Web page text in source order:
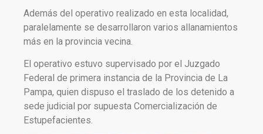
Además del operativo realizado en esta localidad,
paralelamente se desarrollaron varios allanamientos
más en la provincia vecina.
El operativo estuvo supervisado por el Juzgado
Federal de primera instancia de la Provincia de La
Pampa, quien dispuso el traslado de los detenido a
sede judicial por supuesta Comercialización de
Estupefacientes.